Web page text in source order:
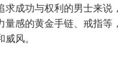
求成功与权利的男士来
量感的黄金手链、戒指
风。